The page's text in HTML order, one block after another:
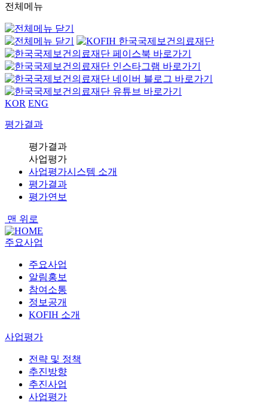
전체메뉴
KOR ENG
평가결과
평가결과
사업평가
사업평가시스템 소개
평가결과
평가연보
맨 위로
주요사업
주요사업
알림홍보
참여소통
정보공개
KOFIH 소개
사업평가
전략 및 정책
추진방향
추진사업
사업평가